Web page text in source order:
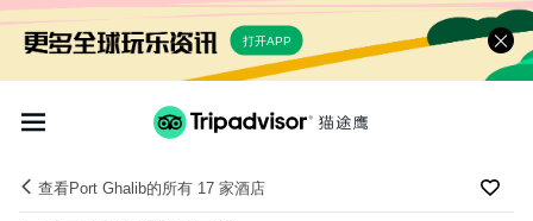
打开APP
查看Port Ghalib的所有 17 家酒店